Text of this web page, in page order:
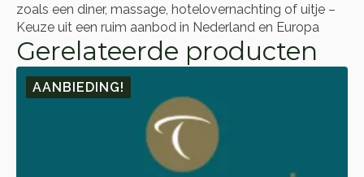
zoals een diner, massage, hotelovernachting of uitje –
Keuze uit een ruim aanbod in Nederland en Europa
Gerelateerde producten
AANBIEDING!